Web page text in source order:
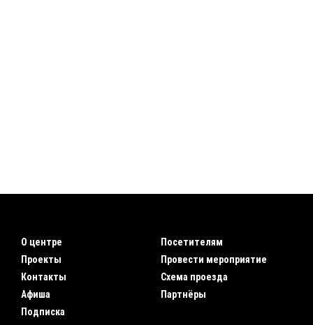
О центре
Проекты
Контакты
Афиша
Подписка
Посетителям
Провести мероприятие
Схема проезда
Партнёры